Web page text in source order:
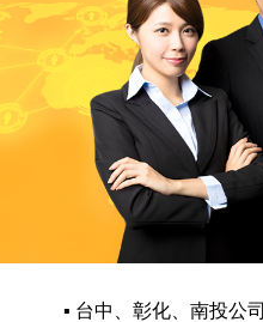
▪ 台中、彰化、南投公司